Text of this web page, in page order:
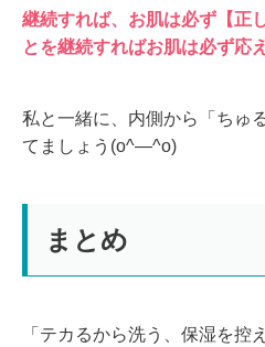
継続すれば、お肌は必ず【正
とを継続すればお肌は必ず応
私と一緒に、内側から「ちゅ
てましょう(o^―^o)
まとめ
「テカるから洗う、保湿を控